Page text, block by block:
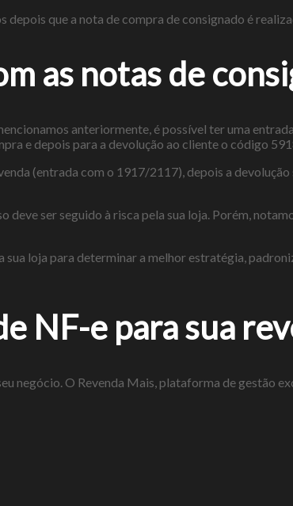
depois que a nota de compra de consignado é
as notas de
anteriormente, é possível ter uma
e depois para a devolução ao cliente o código
(entrada com o 1917/2117), depois a
ser seguido à risca pela sua loja. Porém,
loja para determinar a melhor estratégia,
NF-e para sua
negócio. O Revenda Mais, plataforma de gestão